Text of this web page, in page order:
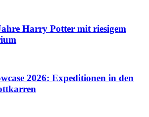
Harry Potter mit riesigem
2026: Expeditionen in den